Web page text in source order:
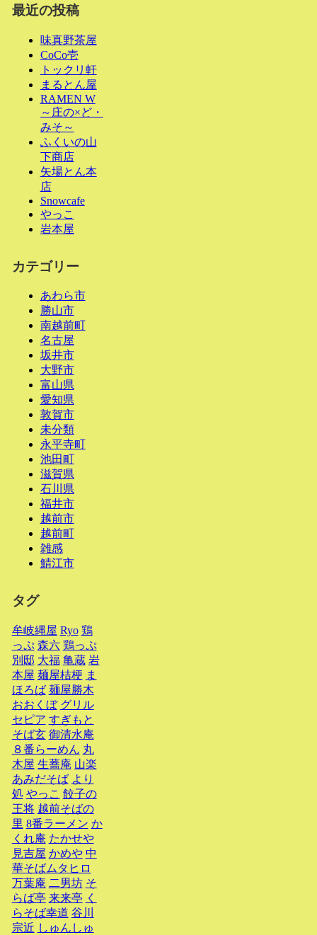
最近の投稿
味真野茶屋
CoCo壱
トックリ軒
まるとん屋
RAMEN W
～庄の×ど・
みそ～
ふくいの山
下商店
矢場とん本
店
Snowcafe
やっこ
岩本屋
カテゴリー
あわら市
勝山市
南越前町
名古屋
坂井市
大野市
富山県
愛知県
敦賀市
未分類
永平寺町
池田町
滋賀県
石川県
福井市
越前市
越前町
雑感
鯖江市
タグ
牟岐縄屋 Ryo 鶏
っぷ 森六 鶏っぷ
別邸 大福 亀蔵 岩
本屋 麺屋桔梗 ま
ほろば 麺屋勝木
おおくぼ グリル
セピア すぎもと
そば玄 御清水庵
８番らーめん 丸
木屋 生蕎庵 山楽
あみだそば より
処 やっこ 餃子の
王将 越前そばの
里 8番ラーメン か
くれ庵 たかせや
見吉屋 かめや 中
華そばムタヒロ
万葉庵 二男坊 そ
らば亭 来来亭 く
らそば幸道 谷川
宗近 しゅんしゅ